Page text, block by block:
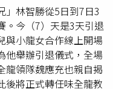
由Outdoor Toys進行
兒童平均每天花至少
（NHS）建議的每日
可能限制現實世界的
而這些對健康成長都至
Bell）也向
」林智勝從5日到7日3
。今（7）天是3天引退
與小龍女合作線上開場
他舉辦引退儀式，全場
龍領隊魏應充也親自揭
後將正式轉任味全龍教